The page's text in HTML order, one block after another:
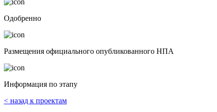
Одобренно
Размещения официального опубликованного НПА
Информация по этапу
< назад к проектам